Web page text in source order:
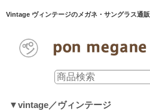
Vintage ヴィンテージのメガネ・サングラス通販
▼vintage／ヴィンテージ